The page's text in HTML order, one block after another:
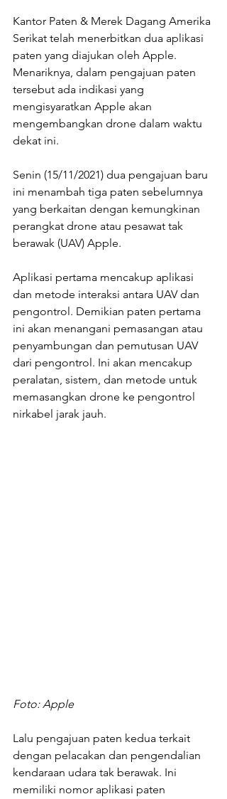
Kantor Paten & Merek Dagang Amerika
Serikat telah menerbitkan dua aplikasi
paten yang diajukan oleh Apple.
Menariknya, dalam pengajuan paten
tersebut ada indikasi yang
mengisyaratkan Apple akan
mengembangkan drone dalam waktu
dekat ini.
Senin (15/11/2021) dua pengajuan baru
ini menambah tiga paten sebelumnya
yang berkaitan dengan kemungkinan
perangkat drone atau pesawat tak
berawak (UAV) Apple.
Aplikasi pertama mencakup aplikasi
dan metode interaksi antara UAV dan
pengontrol. Demikian paten pertama
ini akan menangani pemasangan atau
penyambungan dan pemutusan UAV
dari pengontrol. Ini akan mencakup
peralatan, sistem, dan metode untuk
memasangkan drone ke pengontrol
nirkabel jarak jauh.
Foto: Apple
Lalu pengajuan paten kedua terkait
dengan pelacakan dan pengendalian
kendaraan udara tak berawak. Ini
memiliki nomor aplikasi paten